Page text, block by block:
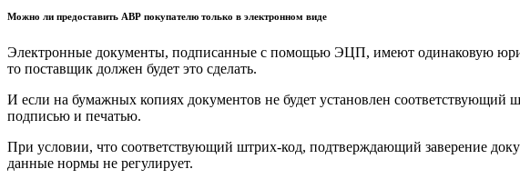
Можно ли предоставить АВР покупателю только в электронном виде
Электронные документы, подписанные с помощью ЭЦП, имеют одинаковую
то поставщик должен будет это сделать.
И если на бумажных копиях документов не будет установлен
подписью и печатью.
При условии, что соответствующий штрих-код, подтверждающий заверение
данные нормы не регулирует.